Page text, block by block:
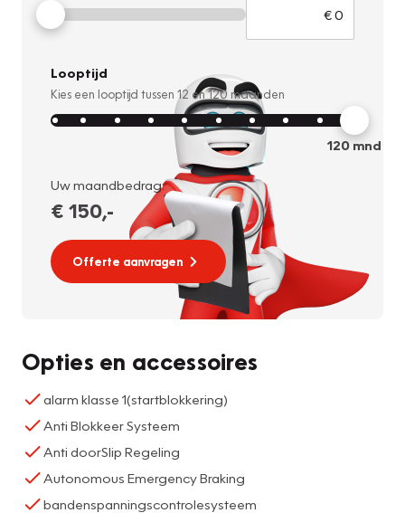
Looptijd
Kies een looptijd tussen 12 en120 maanden
120mnd
Uw maandbedrag:
€ 150,-
Offerte aanvragen
Opties en accessoires
alarm klasse 1(startblokkering)
Anti Blokkeer Systeem
Anti doorSlip Regeling
Autonomous Emergency Braking
bandenspanningscontrolesysteem